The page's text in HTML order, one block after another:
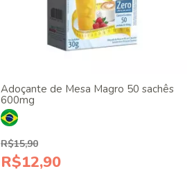
Adoçante de Mesa Magro 50 sachês
600mg
R$15,90
R$12,90